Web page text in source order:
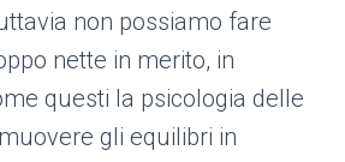
non possiamo fare
nette in merito, in
questi la psicologia delle
gli equilibri in